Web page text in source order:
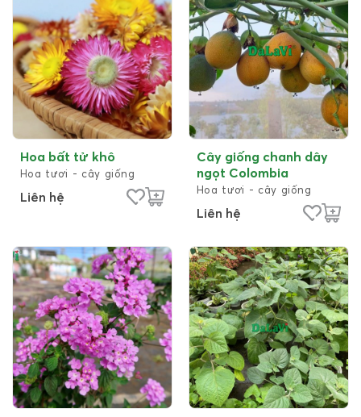
Hoa tươi - cây giống
Hoa bất tử khô
Liên hệ Hoa tươi - cây giống
Cây giống chanh dây
ngọt Colombia
Liên hệ